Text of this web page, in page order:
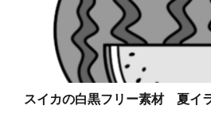
スイカの白黒フリー素材 夏イ